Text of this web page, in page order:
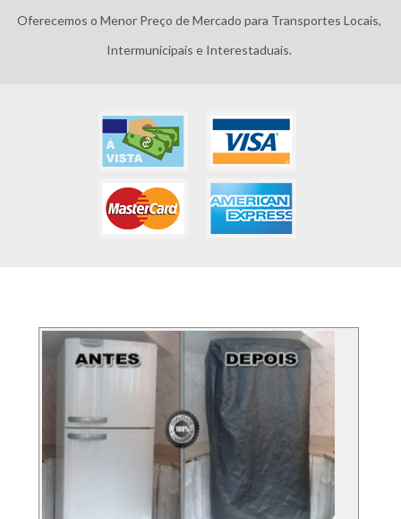
Oferecemos o Menor Preço de Mercado para Transportes Locais,
Intermunicipais e Interestaduais.